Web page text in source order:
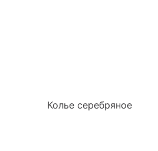
Колье серебряное